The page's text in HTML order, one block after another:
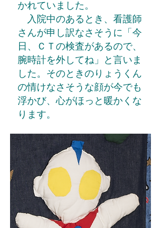
かれていました。
入院中のあるとき、看護師
さんが申し訳なさそうに「今
日、ＣＴの検査があるので、
腕時計を外してね」と言いま
した。そのときのりょうくん
の情けなさそうな顔が今でも
浮かび、心がほっと暖かくな
ります。